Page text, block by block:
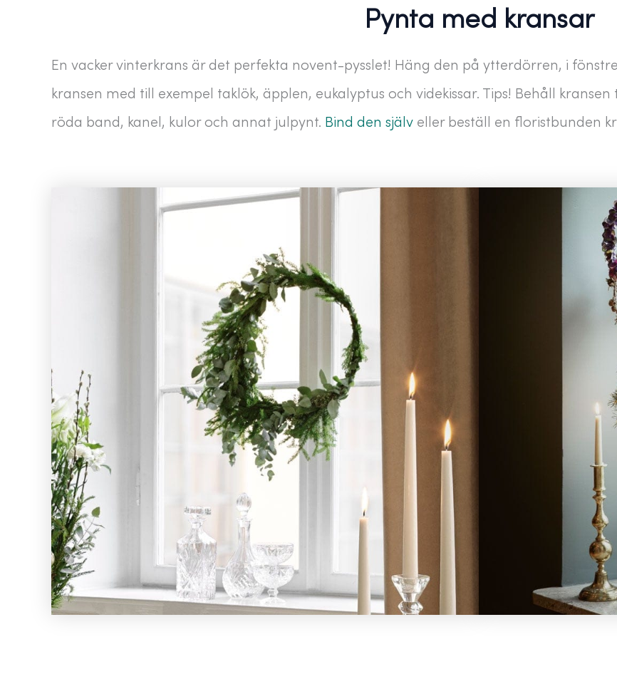
Pynta med kransar
En vacker vinterkrans är det perfekta novent-pysslet! Häng den på ytterdörren, i
kransen med till exempel taklök, äpplen, eukalyptus och videkissar. Tips! Behåll
röda band, kanel, kulor och annat julpynt. Bind den själv eller beställ en floristbunden